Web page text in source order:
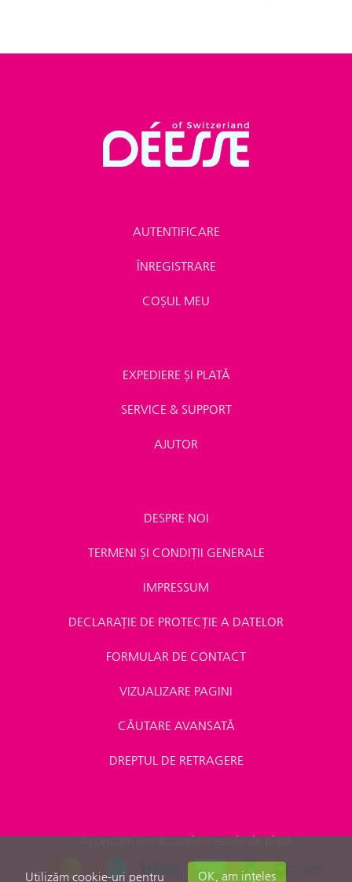
AUTENTIFICARE
ÎNREGISTRARE
COȘUL MEU
EXPEDIERE ȘI PLATĂ
SERVICE & SUPPORT
AJUTOR
DESPRE NOI
TERMENI ȘI CONDIȚII GENERALE
IMPRESSUM
DECLARAȚIE DE PROTECȚIE A DATELOR
FORMULAR DE CONTACT
VIZUALIZARE PAGINI
CĂUTARE AVANSATĂ
DREPTUL DE RETRAGERE
Acceptăm următoarele metode de plată
Utilizăm cookie-uri pentru OK, am ințeles